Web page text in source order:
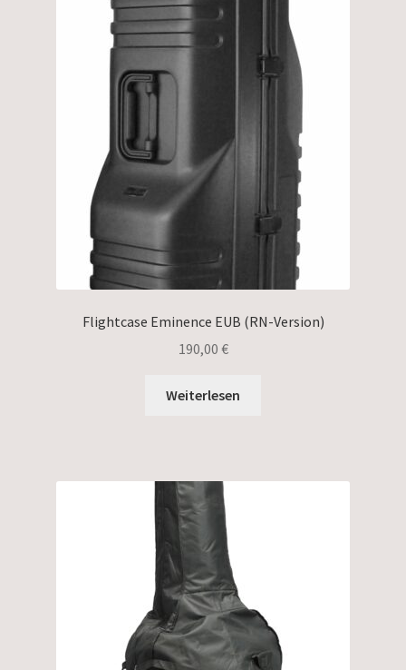
Flightcase Eminence EUB (RN-Version)
190,00 €
Weiterlesen